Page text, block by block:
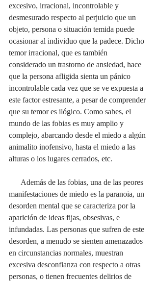
excesivo, irracional, incontrolable y
desmesurado respecto al perjuicio que un
objeto, persona o situación temida puede
ocasionar al individuo que la padece. Dicho
temor irracional, que es también
considerado un trastorno de ansiedad, hace
que la persona afligida sienta un pánico
incontrolable cada vez que se ve expuesta a
este factor estresante, a pesar de comprender
que su temor es ilógico. Como sabes, el
mundo de las fobias es muy amplio y
complejo, abarcando desde el miedo a algún
animalito inofensivo, hasta el miedo a las
alturas o los lugares cerrados, etc.
manifestaciones de miedo es la paranoia, un
desorden mental que se caracteriza por la
aparición de ideas fijas, obsesivas, e
infundadas. Las personas que sufren de este
desorden, a menudo se sienten amenazados
en circunstancias normales, muestran
excesiva desconfianza con respecto a otras
personas, o tienen frecuentes delirios de